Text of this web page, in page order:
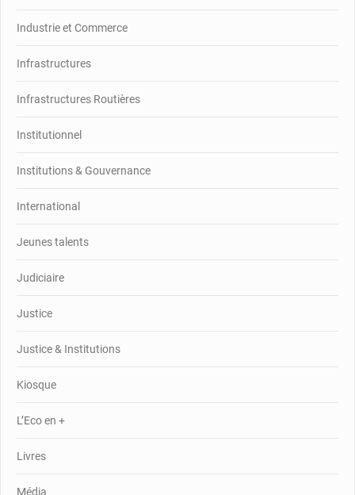
Industrie et Commerce
Infrastructures
Infrastructures Routières
Institutionnel
Institutions & Gouvernance
International
Jeunes talents
Judiciaire
Justice
Justice & Institutions
Kiosque
L’Eco en +
Livres
Média